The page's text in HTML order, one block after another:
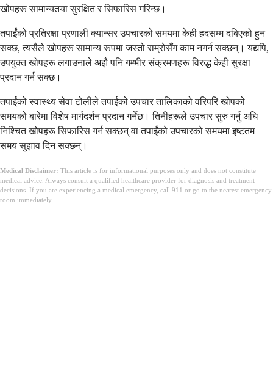
खोपहरू सामान्यतया सुरक्षित र सिफारिस गरिन्छ।
तपाईंको प्रतिरक्षा प्रणाली क्यान्सर उपचारको समयमा केही हदसम्म दबिएको हुन
सक्छ, त्यसैले खोपहरू सामान्य रूपमा जस्तो राम्रोसँग काम नगर्न सक्छन्। यद्यपि,
उपयुक्त खोपहरू लगाउनाले अझै पनि गम्भीर संक्रमणहरू विरुद्ध केही सुरक्षा
प्रदान गर्न सक्छ।
तपाईंको स्वास्थ्य सेवा टोलीले तपाईंको उपचार तालिकाको वरिपरि खोपको
समयको बारेमा विशेष मार्गदर्शन प्रदान गर्नेछ। तिनीहरूले उपचार सुरु गर्नु अघि
निश्चित खोपहरू सिफारिस गर्न सक्छन् वा तपाईंको उपचारको समयमा इष्टतम
समय सुझाव दिन सक्छन्।
Medical Disclaimer: This article is for informational purposes only and does not constitute
medical advice. Always consult a qualified healthcare provider for diagnosis and treatment
decisions. If you are experiencing a medical emergency, call 911 or go to the nearest emergency
room immediately.